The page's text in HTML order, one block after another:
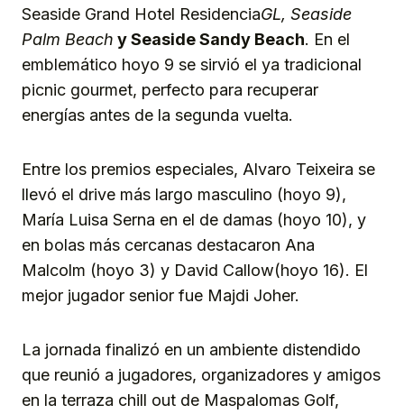
Seaside Grand Hotel ResidenciaGL, Seaside
Palm Beach y Seaside Sandy Beach. En el
emblemático hoyo 9 se sirvió el ya tradicional
picnic gourmet, perfecto para recuperar
energías antes de la segunda vuelta.
Entre los premios especiales, Alvaro Teixeira se
llevó el drive más largo masculino (hoyo 9),
María Luisa Serna en el de damas (hoyo 10), y
en bolas más cercanas destacaron Ana
Malcolm (hoyo 3) y David Callow(hoyo 16). El
mejor jugador senior fue Majdi Joher.
La jornada finalizó en un ambiente distendido
que reunió a jugadores, organizadores y amigos
en la terraza chill out de Maspalomas Golf,